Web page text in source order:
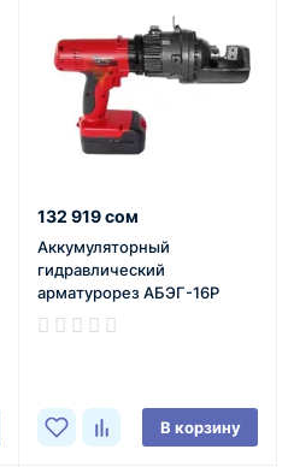
132 919 сом
Аккумуляторный
гидравлический
арматурорез АБЭГ-16Р
В корзину